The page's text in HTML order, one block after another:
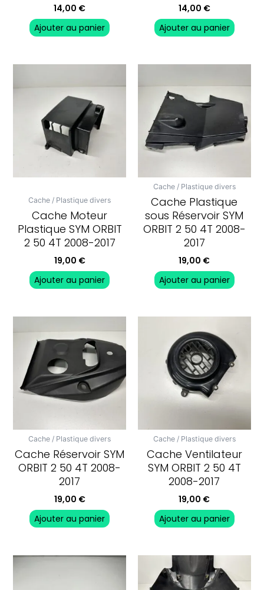
14,00 €
Ajouter au panier
14,00 €
Ajouter au panier
Cache / Plastique divers
Cache Moteur
Plastique SYM ORBIT
2 50 4T 2008-2017
19,00 €
Ajouter au panier
Cache / Plastique divers
Cache Plastique
sous Réservoir SYM
ORBIT 2 50 4T 2008-
2017
19,00 €
Ajouter au panier
Cache / Plastique divers
Cache Réservoir SYM
ORBIT 2 50 4T 2008-
2017
19,00 €
Ajouter au panier
Cache / Plastique divers
Cache Ventilateur
SYM ORBIT 2 50 4T
2008-2017
19,00 €
Ajouter au panier